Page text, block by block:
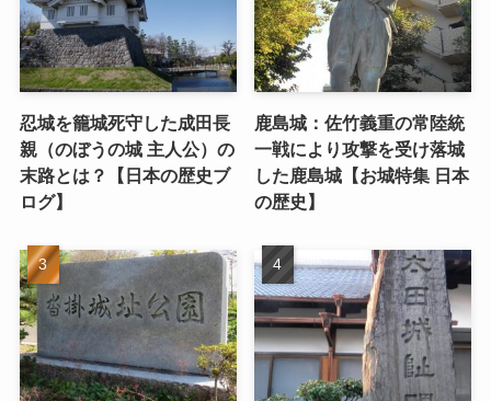
忍城を籠城死守した成田長
親（のぼうの城 主人公）の
末路とは？【日本の歴史ブ
ログ】
鹿島城：佐竹義重の常陸統
一戦により攻撃を受け落城
した鹿島城【お城特集 日本
の歴史】